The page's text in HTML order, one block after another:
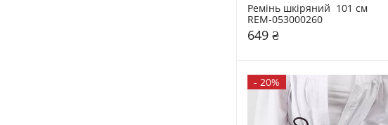
Ремінь шкіряний  101 см
REM-053000260
649 ₴
- 20%